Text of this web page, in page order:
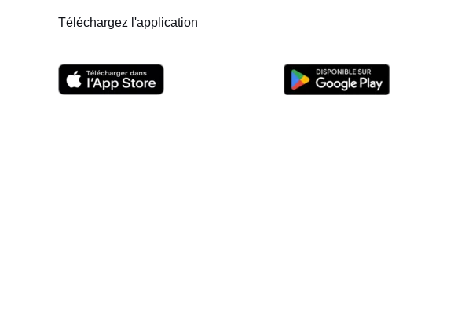
Téléchargez l'application